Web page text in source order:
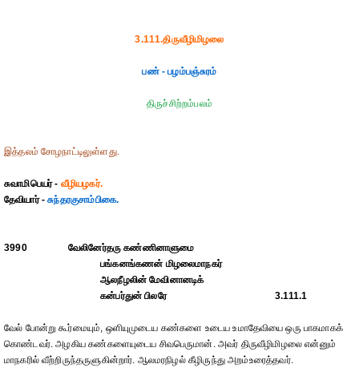
3.111.திருவீழிமிழலை
பண் - பழம்பஞ்சுரம்
திருச்சிற்றம்பலம்
இத்தலம் சோழநாட்டிலுள்ளது.
சுவாமிபெயர் - வீழியழகர்.
தேவியார் -சுந்தரகுசாம்பிகை.
3990
வேலினேர்தரு கண்ணினாளுமை
பங்கனங்கணன் மிழலைமாநகர்
ஆலநீழலின் மேவினானடிக்
கன்பர்துன் பிலரே
3.111.1
வேல் போன்று கூர்மையும், ஒளியுமுடைய கண்களை உடைய உமாதேவியை ஒரு பாகமாகக்
கொண்டவர். அழகிய கண்களையுடைய சிவபெருமான். அவர் திருவீழிமிழலை என்னும்
மாநகரில் வீற்றிருந்தருளுகின்றார். ஆலமரநிழல் கீழிருந்து அறம்உரைத்தவர்.